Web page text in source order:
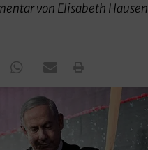
von Elisabeth Hausen